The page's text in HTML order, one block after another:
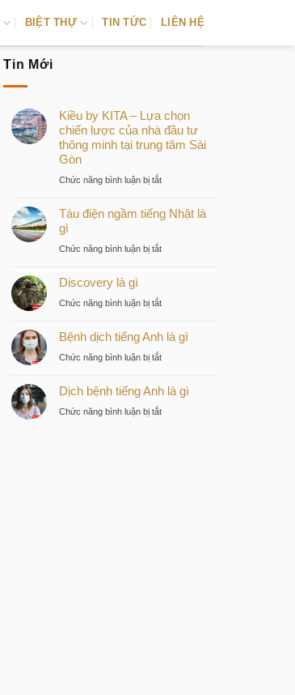
BIỆT THỰ TIN TỨC LIÊN HỆ
Tin Mới
Kiều by KITA – Lựa chọn
chiến lược của nhà đầu tư
thông minh tại trung tâm Sài
Gòn
Chức năng bình luận bị tắtở
by
lược
nhà
đầu
thông
Tàu điện ngầm tiếng Nhật là
gì
Chức năng bình luận bị tắtở
gì
Discovery là gì
Chức năng bình luận bị tắtở
là
Bệnh dịch tiếng Anh là gì
Chức năng bình luận bị tắtở
dịch
Dịch bệnh tiếng Anh là gì
Chức năng bình luận bị tắtở